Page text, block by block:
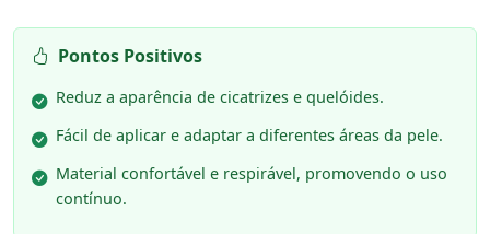
Pontos Positivos
Reduz a aparência de cicatrizes e quelóides.
Fácil de aplicar e adaptar a diferentes áreas da pele.
Material confortável e respirável, promovendo o uso
contínuo.